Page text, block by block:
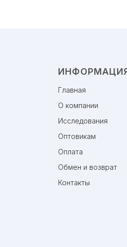
Главная
О компании
Исследования
Оптовикам
Оплата
Обмен и возврат
Контакты